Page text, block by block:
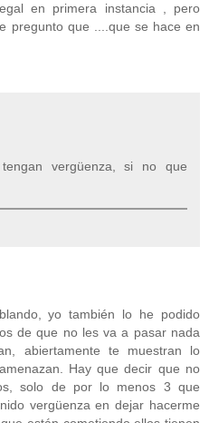
en primera instancia , pero
pregunto que ....que se hace en
vergüenza, si no que
yo también lo he podido
de que no les va a pasar nada
abiertamente te muestran lo
Hay que decir que no
solo de por lo menos 3 que
vergüenza en dejar hacerme